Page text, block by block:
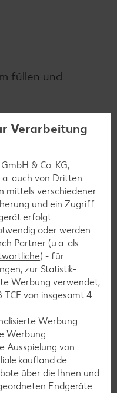
füllen und
Teigdeckel
umdrehen,
Frischhaltefolie
Backofen bei
im unteren Drittel
Anschließend
Zitronensaft
Verarbeitung
& Co. KG,
auch von Dritten
mittels verschiedener
und ein Zugriff
erfolgt.
oder werden
Partner (u.a. als
) - für
zur Statistik-
Werbung verwendet;
von insgesamt 4
Werbung
Werbung
Ausspielung von
über die Ihnen und
Endgeräte